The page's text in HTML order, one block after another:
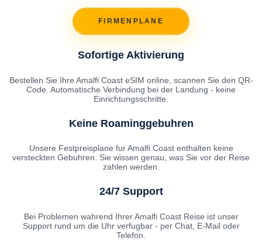
FIRMENPLANE
Sofortige Aktivierung
Bestellen Sie Ihre Amalfi Coast eSIM online, scannen Sie den QR-
Code. Automatische Verbindung bei der Landung - keine
Einrichtungsschritte.
Keine Roaminggebuhren
Unsere Festpreisplane fur Amalfi Coast enthalten keine
versteckten Gebuhren. Sie wissen genau, was Sie vor der Reise
zahlen werden.
24/7 Support
Bei Problemen wahrend Ihrer Amalfi Coast Reise ist unser
Support rund um die Uhr verfugbar - per Chat, E-Mail oder
Telefon.